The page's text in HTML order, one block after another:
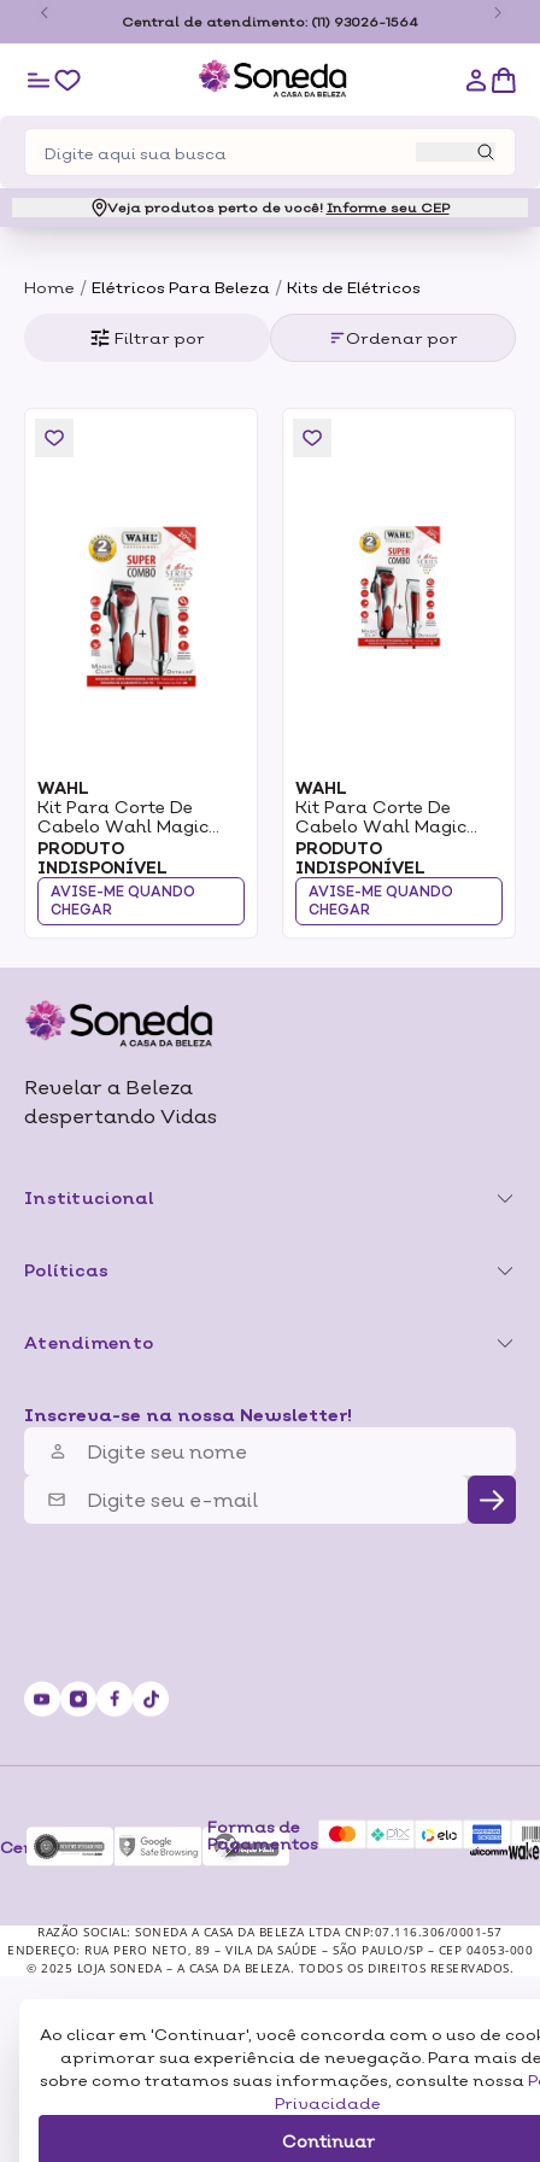
Central de atendimento: (11) 93026-1564
Veja produtos perto de você! Informe seu CEP
Ao clicar em 'Continuar', você concorda com o uso de
aprimorar sua experiência de nevegação. Para mais
sobre como tratamos suas informações, consulte nossa
Privacidade
Continuar
Home / Elétricos Para Beleza / Kits de Elétricos
Filtrar por Ordenar por
WAHL
Kit Para Corte De
Cabelo Wahl Magic
Clip 127v E Detailer 1un
PRODUTO
INDISPONÍVEL
AVISE-ME QUANDO
CHEGAR
WAHL
Kit Para Corte De
Cabelo Wahl Magic
Clip 220v E Detailer
PRODUTO
INDISPONÍVEL
AVISE-ME QUANDO
CHEGAR
Revelar a Beleza
despertando Vidas
Institucional
Políticas
Atendimento
Inscreva-se na nossa Newsletter!
Certificados
Formas de
Pagamentos
RAZÃO SOCIAL: SONEDA A CASA DA BELEZA LTDA CNP:07.116.306/0001-57
ENDEREÇO: RUA PERO NETO, 89 – VILA DA SAÚDE – SÃO PAULO/SP – CEP 04053-000
© 2025 LOJA SONEDA – A CASA DA BELEZA. TODOS OS DIREITOS RESERVADOS.